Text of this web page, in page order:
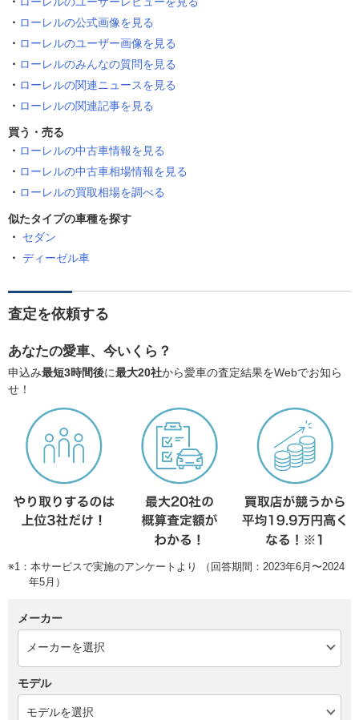
ローレルの公式画像を見る
ローレルのユーザー画像を見る
ローレルのみんなの質問を見る
ローレルの関連ニュースを見る
ローレルの関連記事を見る
買う・売る
ローレルの中古車情報を見る
ローレルの中古車相場情報を見る
ローレルの買取相場を調べる
似たタイプの車種を探す
セダン
ディーゼル車
査定を依頼する
あなたの愛車、今いくら？
申込み最短3時間後に最大20社から愛車の査定結果をWebでお知ら
せ！
※1：本サービスで実施のアンケートより （回答期間：2023年6月〜2024
年5月）
メーカー
モデル